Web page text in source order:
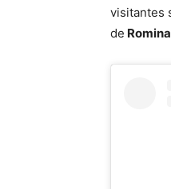
visitantes
de Romina